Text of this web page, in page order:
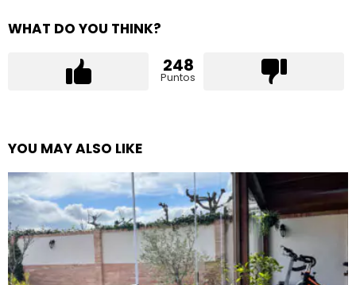
WHAT DO YOU THINK?
248
Puntos
YOU MAY ALSO LIKE